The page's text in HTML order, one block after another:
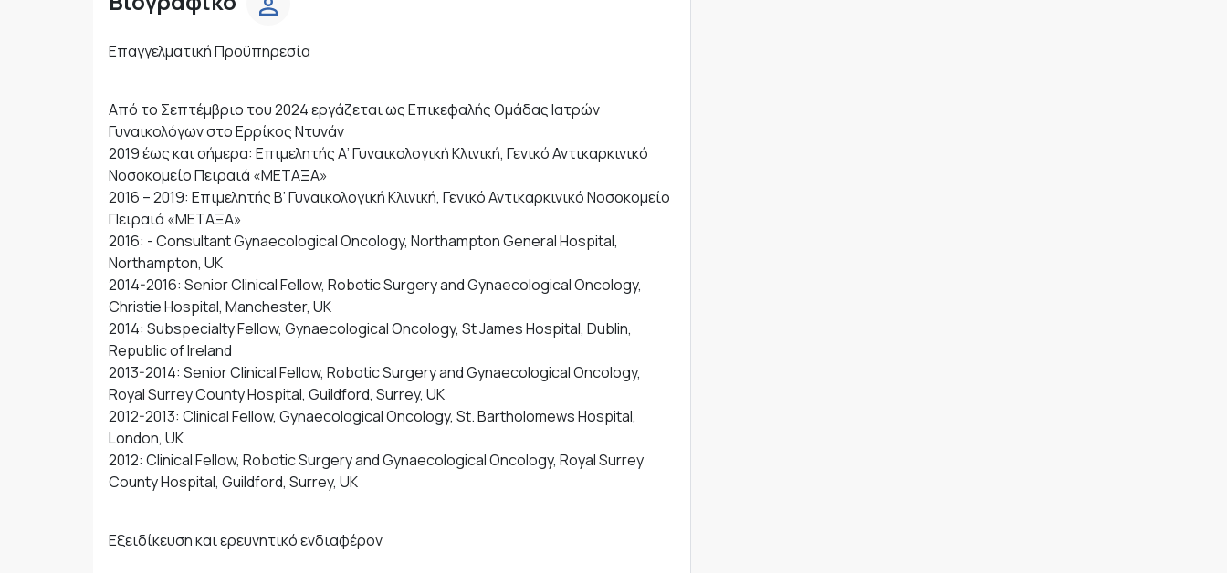
Επαγγελματική Προϋπηρεσία
Από το Σεπτέμβριο του 2024 εργάζεται ως Επικεφαλής Ομάδας Ιατρών
Γυναικολόγων στο Ερρίκος Ντυνάν
2019 έως και σήμερα: Επιμελητής Α’ Γυναικολογική Κλινική, Γενικό Αντικαρκινικό
Νοσοκομείο Πειραιά «ΜΕΤΑΞΑ»
2016 – 2019: Επιμελητής Β’ Γυναικολογική Κλινική, Γενικό Αντικαρκινικό Νοσοκομείο
Πειραιά «ΜΕΤΑΞΑ»
2016: - Consultant Gynaecological Oncology, Northampton General Hospital,
Northampton, UK
2014-2016: Senior Clinical Fellow, Robotic Surgery and Gynaecological Oncology,
Christie Hospital, Manchester, UK
2014: Subspecialty Fellow, Gynaecological Oncology, St James Hospital, Dublin,
Republic of Ireland
2013-2014: Senior Clinical Fellow, Robotic Surgery and Gynaecological Oncology,
Royal Surrey County Hospital, Guildford, Surrey, UK
2012-2013: Clinical Fellow, Gynaecological Oncology, St. Bartholomews Hospital,
London, UK
2012: Clinical Fellow, Robotic Surgery and Gynaecological Oncology, Royal Surrey
County Hospital, Guildford, Surrey, UK
Εξειδίκευση και ερευνητικό ενδιαφέρον